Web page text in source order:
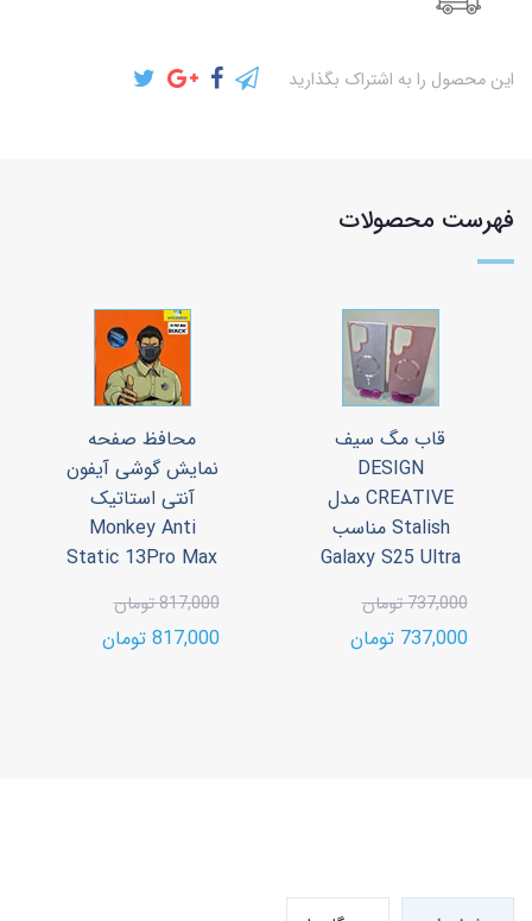
این محصول را به اشتراک بگذارید
فهرست محصولات
قاب مگ سیف
DESIGN
CREATIVE مدل
Stalish مناسب
Galaxy S25 Ultra
737,000 تومان
737,000 تومان
محافظ صفحه
نمایش گوشی آیفون
آنتی استاتیک
Monkey Anti
Static 13Pro Max
817,000 تومان
817,000 تومان